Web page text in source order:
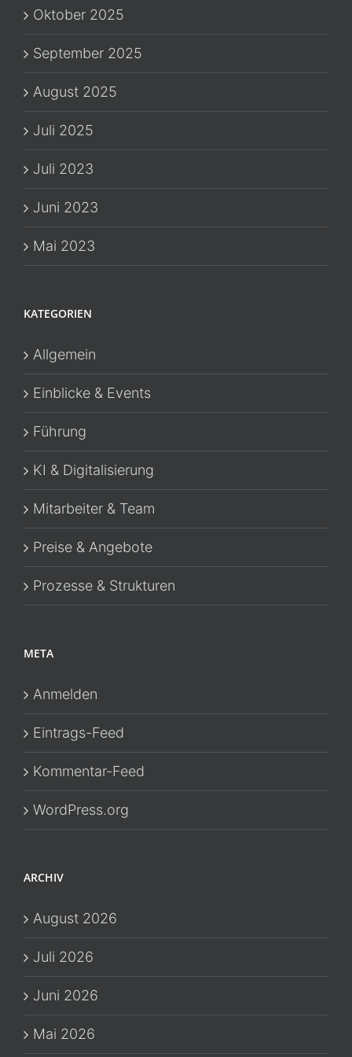
Oktober 2025
September 2025
August 2025
Juli 2025
Juli 2023
Juni 2023
Mai 2023
KATEGORIEN
Allgemein
Einblicke & Events
Führung
KI & Digitalisierung
Mitarbeiter & Team
Preise & Angebote
Prozesse & Strukturen
META
Anmelden
Eintrags-Feed
Kommentar-Feed
WordPress.org
ARCHIV
August 2026
Juli 2026
Juni 2026
Mai 2026